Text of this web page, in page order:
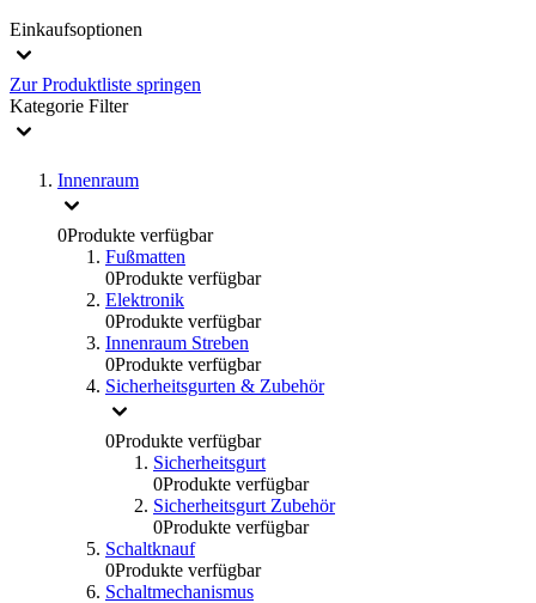
Einkaufsoptionen
Zur Produktliste springen
Kategorie Filter
Innenraum
0Produkte verfügbar
Fußmatten
0Produkte verfügbar
Elektronik
0Produkte verfügbar
Innenraum Streben
0Produkte verfügbar
Sicherheitsgurten & Zubehör
0Produkte verfügbar
Sicherheitsgurt
0Produkte verfügbar
Sicherheitsgurt Zubehör
0Produkte verfügbar
Schaltknauf
0Produkte verfügbar
Schaltmechanismus